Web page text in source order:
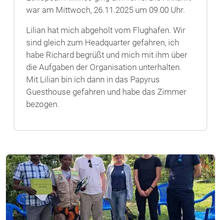
war am Mittwoch, 26.11.2025 um 09.00 Uhr.
Lilian hat mich abgeholt vom Flughafen. Wir
sind gleich zum Headquarter gefahren, ich
habe Richard begrüßt und mich mit ihm über
die Aufgaben der Organisation unterhalten.
Mit Lilian bin ich dann in das Papyrus
Guesthouse gefahren und habe das Zimmer
bezogen.